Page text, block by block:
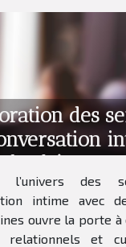
des
hôtesses
l’univers des
intime avec
ouvre la porte à
relationnels et